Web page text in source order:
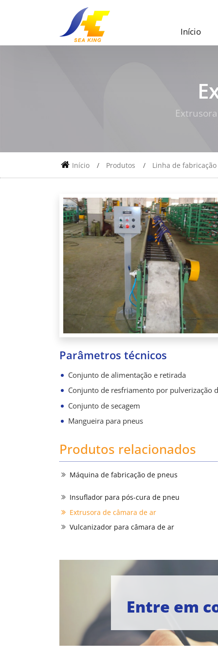
Início
Início Produtos Linha de
Parâmetros técnicos
Conjunto de alimentação e retirada
Conjunto de resfriamento por pulverização
Conjunto de secagem
Mangueira para pneus
Produtos relacionados
Máquina de fabricação de pneus
Insuflador para pós-cura de pneu
Extrusora de câmara de ar
Vulcanizador para câmara de ar
Entre em